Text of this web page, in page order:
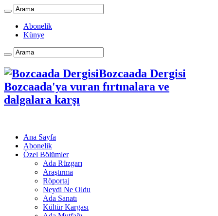
Abonelik
Künye
Bozcaada Dergisi
Bozcaada'ya vuran fırtınalara ve
dalgalara karşı
Ana Sayfa
Abonelik
Özel Bölümler
Ada Rüzgarı
Araştırma
Röportaj
Neydi Ne Oldu
Ada Sanatı
Kültür Kargası